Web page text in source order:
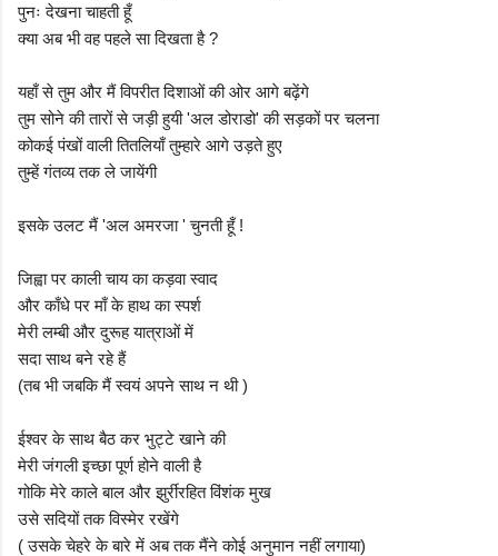
पुनः देखना चाहती हूँ
क्या अब भी वह पहले सा दिखता है ?
यहाँ से तुम और मैं विपरीत दिशाओं की ओर आगे बढ़ेंगे
तुम सोने की तारों से जड़ी हुयी 'अल डोराडो' की सड़कों पर चलना
कोकई पंखों वाली तितलियाँ तुम्हारे आगे उड़ते हुए
तुम्हें गंतव्य तक ले जायेंगी
इसके उलट मैं 'अल अमरजा ' चुनती हूँ !
जिह्वा पर काली चाय का कड़वा स्वाद
और काँधे पर माँ के हाथ का स्पर्श
मेरी लम्बी और दुरूह यात्राओं में
सदा साथ बने रहे हैं
(तब भी जबकि मैं स्वयं अपने साथ न थी )
ईश्वर के साथ बैठ कर भुट्टे खाने की
मेरी जंगली इच्छा पूर्ण होने वाली है
गोकि मेरे काले बाल और झुर्रीरहित विंशंक मुख
उसे सदियों तक विस्मेर रखेंगे
( उसके चेहरे के बारे में अब तक मैंने कोई अनुमान नहीं लगाया)